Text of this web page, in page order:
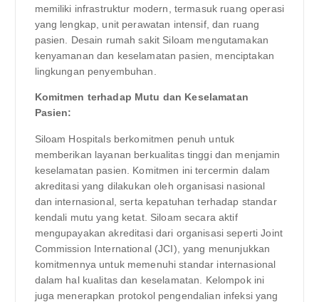
memiliki infrastruktur modern, termasuk ruang operasi
yang lengkap, unit perawatan intensif, dan ruang
pasien. Desain rumah sakit Siloam mengutamakan
kenyamanan dan keselamatan pasien, menciptakan
lingkungan penyembuhan.
Komitmen terhadap Mutu dan Keselamatan
Pasien:
Siloam Hospitals berkomitmen penuh untuk
memberikan layanan berkualitas tinggi dan menjamin
keselamatan pasien. Komitmen ini tercermin dalam
akreditasi yang dilakukan oleh organisasi nasional
dan internasional, serta kepatuhan terhadap standar
kendali mutu yang ketat. Siloam secara aktif
mengupayakan akreditasi dari organisasi seperti Joint
Commission International (JCI), yang menunjukkan
komitmennya untuk memenuhi standar internasional
dalam hal kualitas dan keselamatan. Kelompok ini
juga menerapkan protokol pengendalian infeksi yang